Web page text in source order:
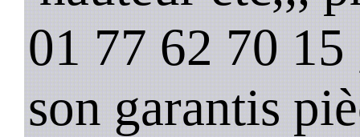
01 77 62 70
son garantis